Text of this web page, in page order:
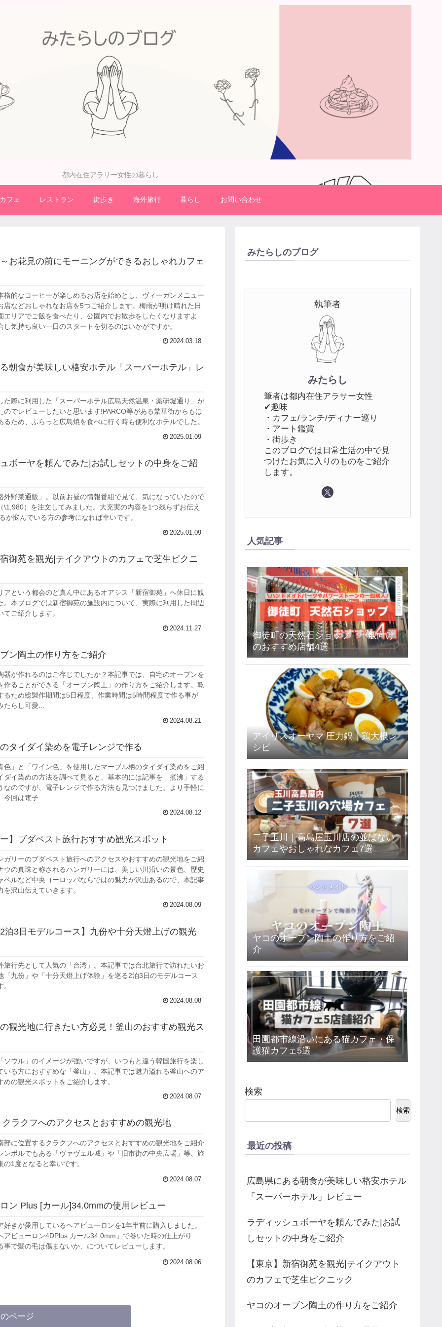
都内在住アラサー女性の暮らし
フェ レストラン 街歩き 海外旅行 暮らし お問い合わせ
お花見の前にモーニングができるおしゃれカフェ
格的なコーヒーが楽しめるお店を始めとし、ヴィーガンメニュー
店などおしゃれなお店を5つご紹介します。梅雨が明け晴れた日
エリアでご飯を食べたり、公園内でお散歩をしたくなりますよ
し気持ち良い一日のスタートを切るのはいかがですか。
2024.03.18
朝食が美味しい格安ホテル「スーパーホテル」レ
た際に利用した「スーパーホテル広島天然温泉・薬研堀通り」が
のでレビューしたいと思います!PARCO等がある繁華街からもほ
るため、ふらっと広島焼を食べに行く時も便利なホテルでした。
2025.01.09
ボーヤを頼んでみた|お試しセットの中身をご紹
外野菜通販」。以前お昼の情報番組で見て、気になっていたので
\1,980）を注文してみました。大充実の内容を1つ残らずお伝え
か悩んでいる方の参考になれば幸いです。
2025.01.09
御苑を観光|テイクアウトのカフェで芝生ピクニ
アという都会のど真ん中にあるオアシス「新宿御苑」へ休日に観
。本ブログでは新宿御苑の施設内について、実際に利用した周辺
ご紹介します。
2024.11.27
ン陶土の作り方をご紹介
器が作れるのはご存じでしたか？本記事では、自宅のオーブンを
作ることができる「オーブン陶土」の作り方をご紹介します。乾
るため総製作期間は5日程度、作業時間は5時間程度で作る事が
らし可愛...
2024.08.21
タイダイ染めを電子レンジで作る
色」と「ワイン色」を使用したマーブル柄のタイダイ染めをご紹
ダイ染めの方法を調べて見ると、基本的には記事を「煮沸」する
なのですが、電子レンジで作る方法も見つけました。より手軽に
回は電子...
2024.08.12
】ブダペスト旅行おすすめ観光スポット
ガリーのブダペスト旅行へのアクセスやおすすめの観光地をご紹
ウの真珠と称されるハンガリーには、美しい川沿いの景色、歴史
ペルなど中央ヨーロッパならではの魅力が沢山あるので、本記事
沢山伝えていきます。
2024.08.09
泊3日モデルコース】九份や十分天燈上げの観光
旅行先として人気の「台湾」。本記事では台北旅行で訪れたいお
「九份」や「十分天燈上げ体験」を巡る2泊3日のモデルコース
2024.08.08
観光地に行きたい方必見！釜山のおすすめ観光ス
ソウル」のイメージが強いですが、いつもと違う韓国旅行を楽し
いる方におすすめな「釜山」。本記事では魅力溢れる釜山へのア
めの観光スポットをご紹介します。
2024.08.07
ラクフへのアクセスとおすすめの観光地
部に位置するクラクフへのアクセスとおすすめの観光地をご紹介
ンボルでもある「ヴァヴェル城」や「旧市街の中央広場」等、旅
の1度となると幸いです。
2024.08.07
ン Plus [カール]34.0mmの使用レビュー
好きが愛用しているヘアビューロンを1年半前に購入しました。
カール34.0mm」で巻いた時の仕上がり
事で髪の毛は傷まないか、についてレビューします。
2024.08.06
ページ
みたらしのブログ
執筆者
みたらし
筆者は都内在住アラサー女性
✔趣味
・カフェ/ランチ/ディナー巡り
・アート鑑賞
・街歩き
このブログでは日常生活の中で見
つけたお気に入りのものをご紹介
します。
人気記事
御徒町の天然石ショップ 一般向け
のおすすめ店舗4選
アイリスオーヤマ 圧力鍋｜鶏大根レ
シピ
二子玉川｜高島屋玉川店の並ばない
カフェやおしゃれなカフェ7選
ヤコのオーブン陶土の作り方をご紹
介
田園都市線沿いにある猫カフェ・保
護猫カフェ5選
検索
検索
最近の投稿
広島県にある朝食が美味しい格安ホテル
「スーパーホテル」レビュー
ラディッシュボーヤを頼んでみた|お試
しセットの中身をご紹介
【東京】新宿御苑を観光|テイクアウト
のカフェで芝生ピクニック
ヤコのオーブン陶土の作り方をご紹介